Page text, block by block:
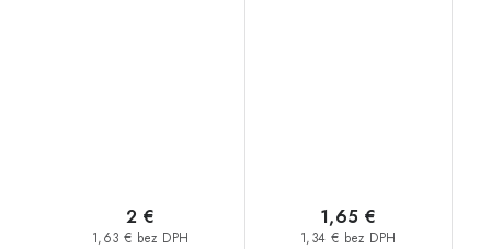
1,63 € bez DPH
2 €
1,34 € bez DPH
1,65 €